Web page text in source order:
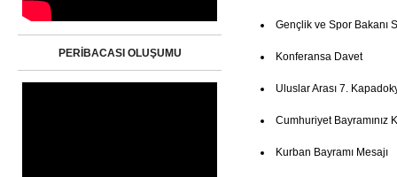
PERİBACASI OLUŞUMU
Gençlik ve Spor Bakanı
Konferansa Davet
Uluslar Arası 7.
Cumhuriyet Bayramınız
Kurban Bayramı Mesajı